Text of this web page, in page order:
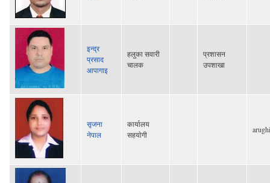
इन्द्र
प्रसाद
आपागाइ
हलुका सवारी
चालक
प्रशासन
उपशाखा
सृजना
नेपाल
कार्यालय
सहयाेगी